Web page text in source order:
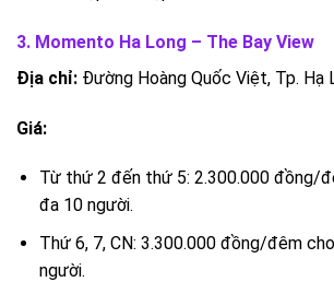
3. Momento Ha Long – The Bay View
Địa chỉ: Đường Hoàng Quốc Việt, Tp. Hạ
Giá:
Từ thứ 2 đến thứ 5: 2.300.000 đồng/
đa 10 người.
Thứ 6, 7, CN: 3.300.000 đồng/đêm
người.